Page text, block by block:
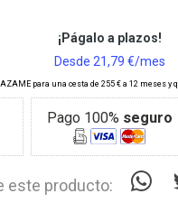
Pago 100% seguro
este producto: